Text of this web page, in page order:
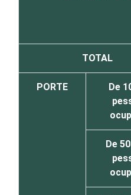
TOTAL
PORTE
De
De